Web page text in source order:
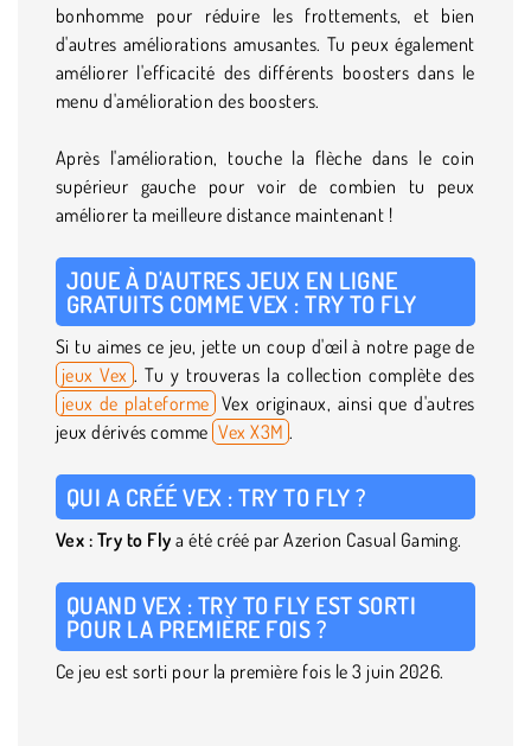
bonhomme pour réduire les frottements, et bien
d'autres améliorations amusantes. Tu peux également
améliorer l'efficacité des différents boosters dans le
menu d'amélioration des boosters.
Après l'amélioration, touche la flèche dans le coin
supérieur gauche pour voir de combien tu peux
améliorer ta meilleure distance maintenant !
JOUE À D'AUTRES JEUX EN LIGNE
GRATUITS COMME VEX : TRY TO FLY
Si tu aimes ce jeu, jette un coup d'œil à notre page de
jeux Vex . Tu y trouveras la collection complète des
jeux de plateforme Vex originaux, ainsi que d'autres
jeux dérivés comme Vex X3M .
QUI A CRÉÉ VEX : TRY TO FLY ?
Vex : Try to Fly a été créé par Azerion Casual Gaming.
QUAND VEX : TRY TO FLY EST SORTI
POUR LA PREMIÈRE FOIS ?
Ce jeu est sorti pour la première fois le 3 juin 2026.